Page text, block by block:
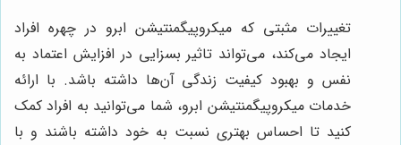
تغییرات مثبتی که میکروپیگمنتیشن ابرو در چهره افراد
ایجاد می‌کند، می‌تواند تاثیر بسزایی در افزایش اعتماد به
نفس و بهبود کیفیت زندگی آن‌ها داشته باشد. با ارائه
خدمات میکروپیگمنتیشن ابرو، شما می‌توانید به افراد کمک
کنید تا احساس بهتری نسبت به خود داشته باشند و با